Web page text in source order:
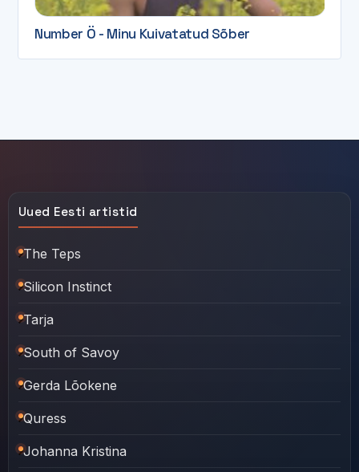
Number Ö - Minu Kuivatatud Sõber
Uued Eesti artistid
The Teps
Silicon Instinct
Tarja
South of Savoy
Gerda Lõokene
Quress
Johanna Kristina